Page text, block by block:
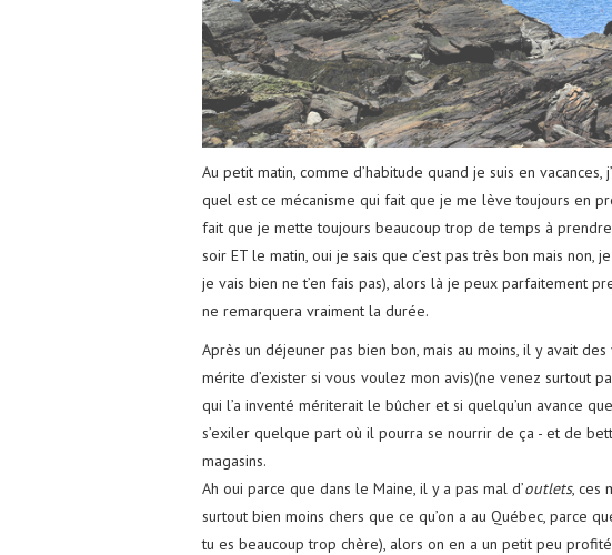
Au petit matin, comme d’habitude quand je suis en
quel est ce mécanisme qui fait que je me lève toujours en
fait que je mette toujours beaucoup trop de temps à
soir ET le matin, oui je sais que c’est pas très bon mais non,
je vais bien ne t’en fais pas), alors là je peux parfaitement
ne remarquera vraiment la durée.
Après un déjeuner pas bien bon, mais au moins, il y avait
mérite d’exister si vous voulez mon avis)(ne venez surtout
qui l’a inventé mériterait le bûcher et si quelqu’un avance
s’exiler quelque part où il pourra se nourrir de ça - et de
magasins.
Ah oui parce que dans le Maine, il y a pas mal d’outlets, ces
surtout bien moins chers que ce qu’on a au Québec, parce
tu es beaucoup trop chère), alors on en a un petit peu